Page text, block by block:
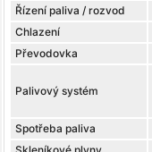
Řízení paliva / rozvod
Chlazení
Převodovka
Palivový systém
Spotřeba paliva